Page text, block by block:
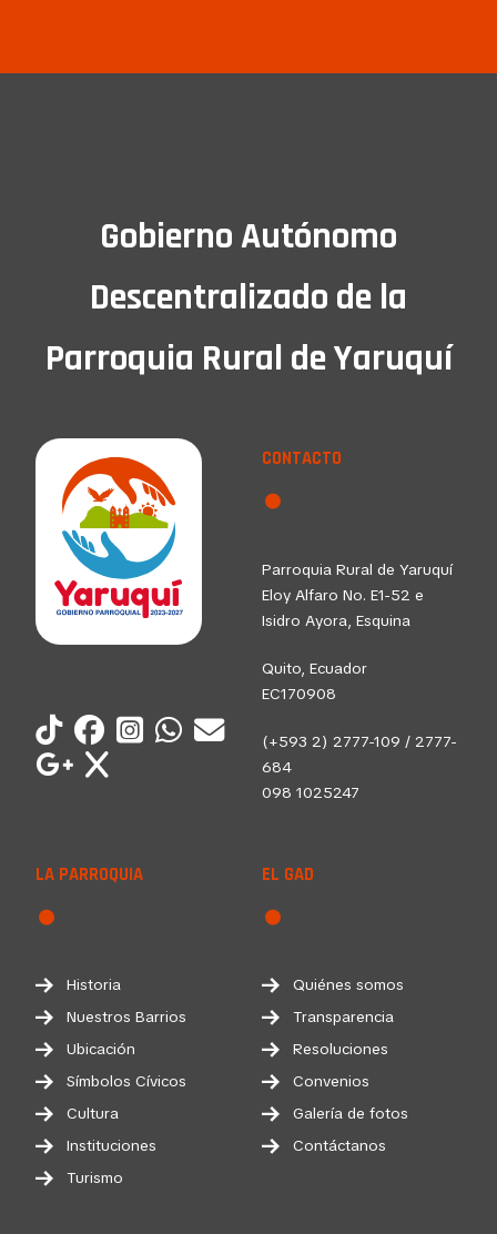
Gobierno Autónomo
Descentralizado de la
Parroquia Rural de Yaruquí
CONTACTO
Parroquia Rural de Yaruquí
Eloy Alfaro No. E1-52 e
Isidro Ayora, Esquina
Quito, Ecuador
EC170908
(+593 2) 2777-109 / 2777-
684
098 1025247
LA PARROQUIA
Historia
Nuestros Barrios
Ubicación
Símbolos Cívicos
Cultura
Instituciones
Turismo
EL GAD
Quiénes somos
Transparencia
Resoluciones
Convenios
Galería de fotos
Contáctanos